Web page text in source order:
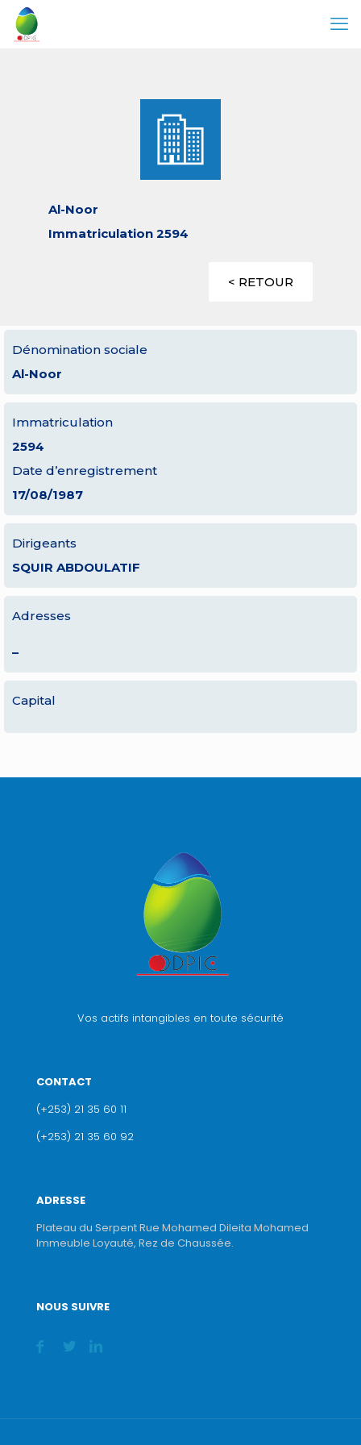
Al-Noor
Immatriculation 2594
< RETOUR
Dénomination sociale
Al-Noor
Immatriculation
2594
Date d’enregistrement
17/08/1987
Dirigeants
SQUIR ABDOULATIF
Adresses
–
Capital
Vos actifs intangibles en toute sécurité
CONTACT
(+253) 21 35 60 11
(+253) 21 35 60 92
ADRESSE
Plateau du Serpent Rue Mohamed Dileita Mohamed
Immeuble Loyauté, Rez de Chaussée.
NOUS SUIVRE